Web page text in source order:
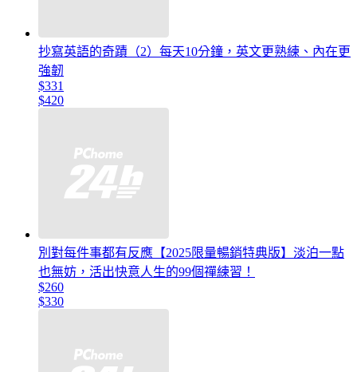
抄寫英語的奇蹟（2）每天10分鐘，英文更熟練、內在更
強韌
$331
$420
別對每件事都有反應【2025限量暢銷特典版】淡泊一點
也無妨，活出快意人生的99個禪練習！
$260
$330